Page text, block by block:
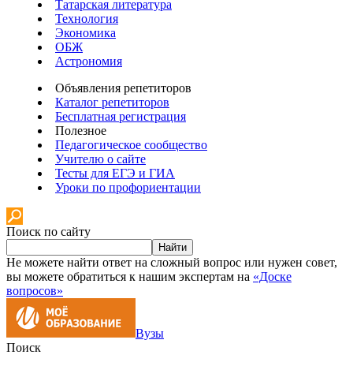
Татарская литература
Технология
Экономика
ОБЖ
Астрономия
Объявления репетиторов
Каталог репетиторов
Бесплатная регистрация
Полезное
Педагогическое сообщество
Учителю о сайте
Тесты для ЕГЭ и ГИА
Уроки по профориентации
Поиск по сайту
Найти
Не можете найти ответ на сложный вопрос или нужен совет,
вы можете обратиться к нашим экспертам на «Доске
вопросов»
Вузы
Поиск